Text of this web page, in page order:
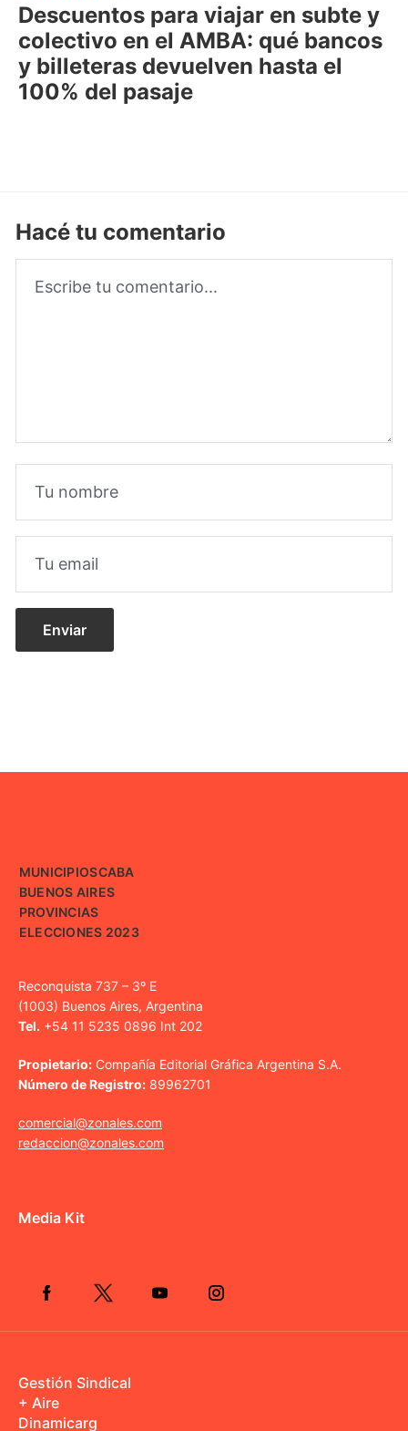
Descuentos para viajar en subte y
colectivo en el AMBA: qué bancos
y billeteras devuelven hasta el
100% del pasaje
Hacé tu comentario
MUNICIPIOSCABA
BUENOS AIRES
PROVINCIAS
ELECCIONES 2023
Reconquista 737 – 3º E
(1003) Buenos Aires, Argentina
Tel. +54 11 5235 0896 Int 202
Propietario: Compañía Editorial Gráfica Argentina S.A.
Número de Registro: 89962701
comercial@zonales.com
redaccion@zonales.com
Media Kit
Gestión Sindical
+ Aire
Dinamicarg